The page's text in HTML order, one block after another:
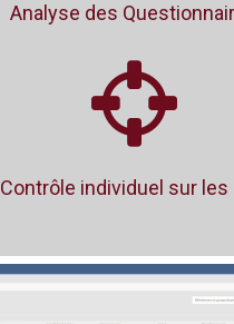
Analyse des
Contrôle individuel sur les